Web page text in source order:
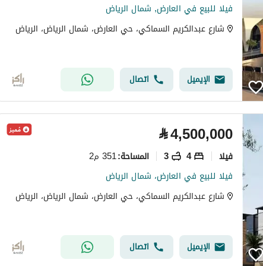
فيلا للبيع في العارض, شمال الرياض
شارع عبدالكريم السماكي، حي العارض، شمال الرياض، الرياض
الإيميل اتصال
⃁4,500,000
فیلا 4
3 المساحة:351 م2
فيلا للبيع في العارض، شمال الرياض
شارع عبدالكريم السماكي، حي العارض، شمال الرياض، الرياض
الإيميل اتصال